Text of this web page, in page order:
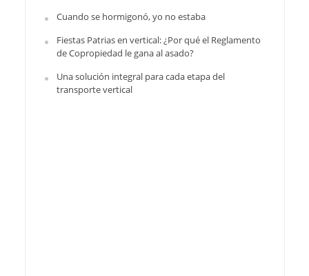
Cuando se hormigonó, yo no estaba
Fiestas Patrias en vertical: ¿Por qué el Reglamento
de Copropiedad le gana al asado?
Una solución integral para cada etapa del
transporte vertical